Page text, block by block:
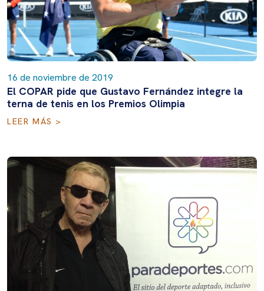
16 de noviembre de 2019
El COPAR pide que Gustavo Fernández integre la
terna de tenis en los Premios Olimpia
LEER MÁS >